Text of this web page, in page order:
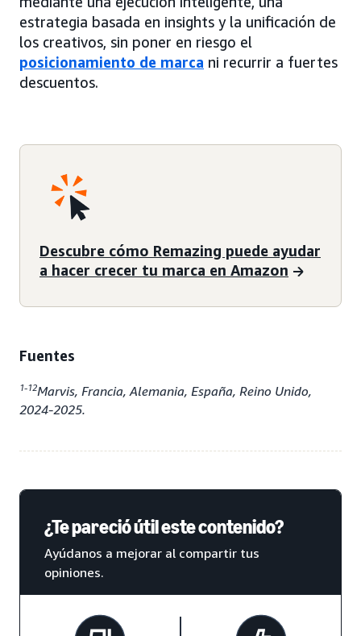
estrategia basada en insights y la unificación de
los creativos, sin poner en riesgo el
posicionamiento de marca ni recurrir a fuertes
descuentos.
Descubre cómo Remazing puede ayudar
a hacer crecer tu marca en Amazon
Fuentes
1-12Marvis, Francia, Alemania, España, Reino Unido,
2024-2025.
¿Te pareció útil este contenido?
Ayúdanos a mejorar al compartir tus
opiniones.